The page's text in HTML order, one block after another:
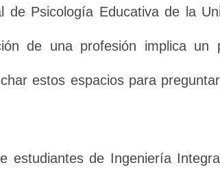
Psicología Educativa de la
de una profesión implica un
estos espacios para
estudiantes de Ingeniería